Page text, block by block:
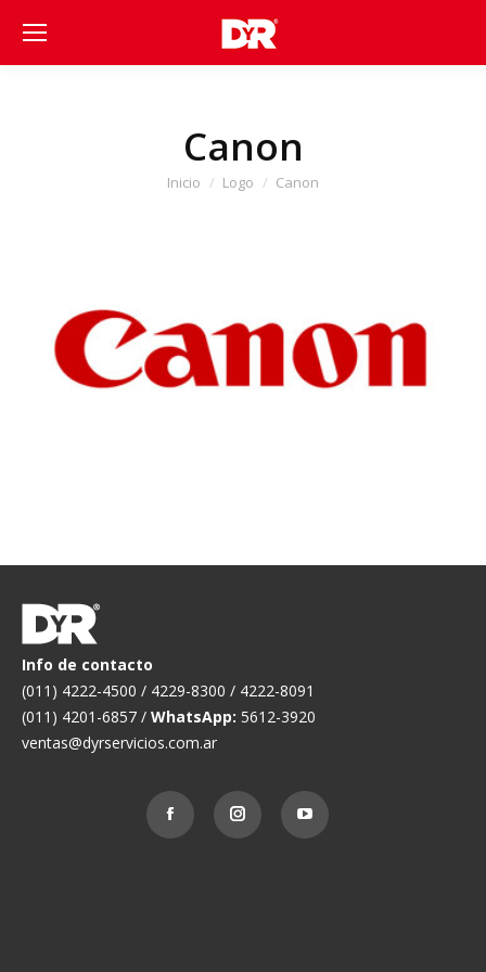
Canon
Estás aquí:
Inicio Logo Canon
Info de contacto
(011) 4222-4500 / 4229-8300 / 4222-8091
(011) 4201-6857 / WhatsApp: 5612-3920
ventas@dyrservicios.com.ar